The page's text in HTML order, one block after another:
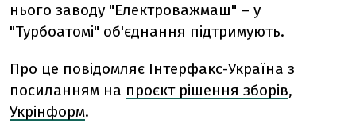
нього заводу "Електроважмаш" – у
"Турбоатомі" об'єднання підтримують.
Про це повідомляє Інтерфакс-Україна з
посиланням на проєкт рішення зборів,
Укрінформ.